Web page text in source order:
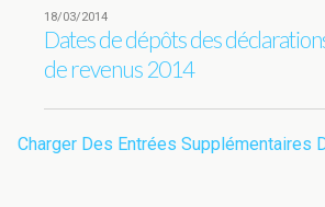
18/03/2014
Dates de dépôts des
de revenus 2014
Charger Des Entrées Supplémentaires